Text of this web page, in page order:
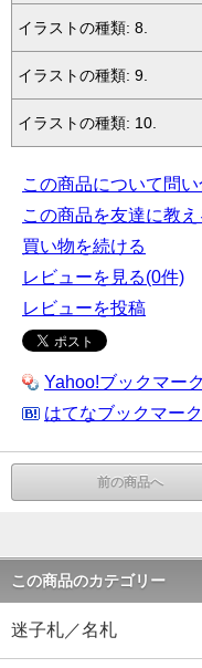
イラストの種類: 8.
イラストの種類: 9.
イラストの種類: 10.
この商品について問
この商品を友達に教え
買い物を続ける
レビューを見る(0件)
レビューを投稿
Yahoo!ブックマー
はてなブックマー
前の商品へ
この商品のカテゴリー
迷子札／名札